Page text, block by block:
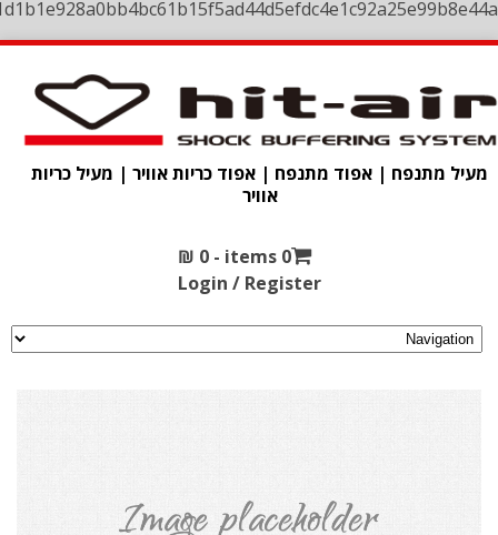
מעיל מתנפח | אפוד מתנפח | אפוד כריות אוויר | מעיל כריות
אוויר
0 items -
₪ 0
Login / Register